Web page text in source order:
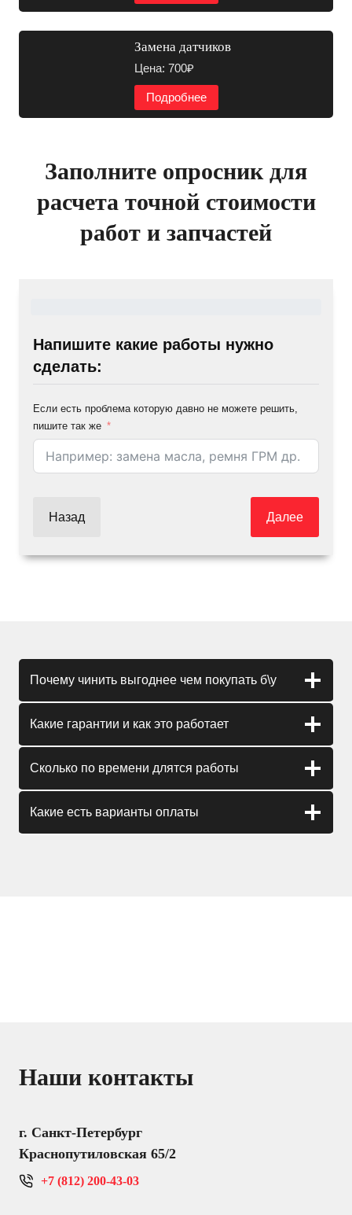
Замена датчиков
Цена: 700₽
Подробнее
Заполните опросник для
расчета точной стоимости
работ и запчастей
Напишите какие работы нужно
сделать:
Если есть проблема которую давно не можете решить,
пишите так же
Назад Далее
Почему чинить выгоднее чем покупать б\у
Какие гарантии и как это работает
Сколько по времени длятся работы
Какие есть варианты оплаты
Наши контакты
г. Санкт-Петербург
Краснопутиловская 65/2
+7 (812) 200-43-03